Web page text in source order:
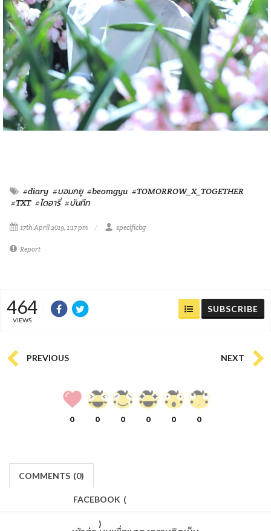
#diary #บอมกยู #beomgyu #TOMORROW_X_TOGETHER
#TXT #ไดอารี่ #บันทึก
17th April 2019, 1:17 pm specificbg
Report
464
VIEWS
SUBSCRIBE
PREVIOUS NEXT
0 0 0 0 0 0
COMMENTS (0)
FACEBOOK (
)